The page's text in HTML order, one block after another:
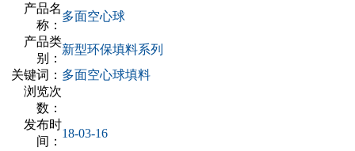
产品名
称：
多面空心球
产品类
别：
新型环保填料系列
关键词： 多面空心球填料
浏览次
数：
发布时
间：
18-03-16